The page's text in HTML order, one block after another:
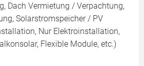
Dach Vermietung / Verpachtung,
Solarstromspeicher / PV
Nur Elektroinstallation,
Flexible Module, etc.)